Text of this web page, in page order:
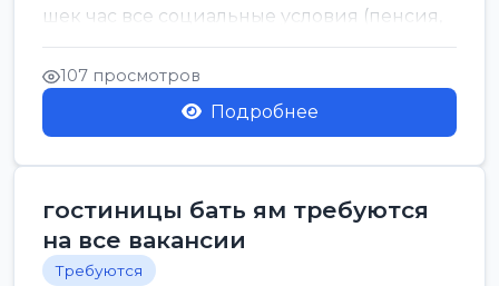
шек час все социальные условия (пенсия,
керен ишт...
107 просмотров
Подробнее
гостиницы бать ям требуются
на все вакансии
Требуются